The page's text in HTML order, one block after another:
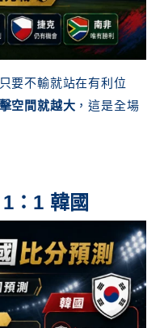
要不輸就站在有利位
空間就越大 ，這是全場
：1 韓國